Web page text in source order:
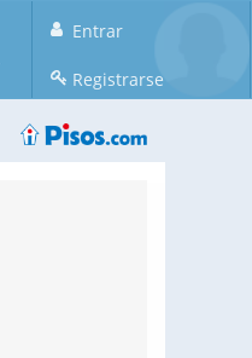
Entrar
Registrarse